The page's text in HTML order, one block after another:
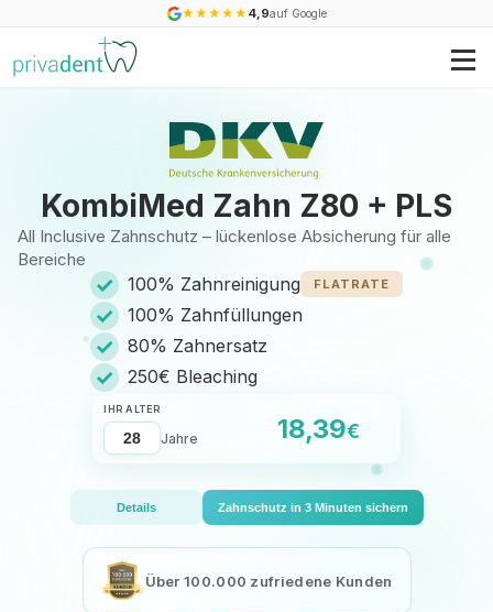
★ ★ ★ ★ ★ 4,9auf Google
KombiMed Zahn Z80 + PLS
All Inclusive Zahnschutz – lückenlose Absicherung für alle
Bereiche
✓ 100% Zahnreinigung FLATRATE
✓ 100% Zahnfüllungen
✓ 80% Zahnersatz
✓ 250€ Bleaching
IHR ALTER
Jahre 18,39€
Details Zahnschutz in 3 Minuten sichern
Über 100.000 zufriedene Kunden